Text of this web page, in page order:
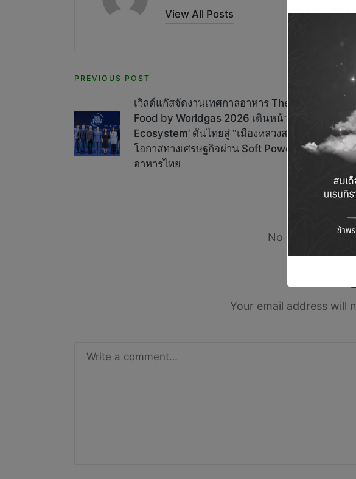
View All Posts
Post
navigation
PREVIOUS POST
เวิลด์แก๊สจัดงานเทศกาลอาหาร The Best Thai
Food by Worldgas 2026 เดินหน้าสร้าง ‘Food
Ecosystem’ ดันไทยสู่ “เมืองหลวงสตรีทฟู้ดโลก” ข
โอกาสทางเศรษฐกิจผ่าน Soft Power ด้วยเสน่ห์แ
อาหารไทย
No comments
Your email address will